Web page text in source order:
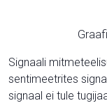
Signaali
sentimeetrites
signaal ei tule